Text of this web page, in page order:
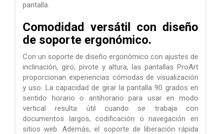
pantalla.
Comodidad versátil con diseño
de soporte ergonómico.
Con un soporte de diseño ergonómico con ajustes de
inclinación, giro, pivote y altura, las pantallas ProArt
proporcionan experiencias cómodas de visualización
y uso. La capacidad de girar la pantalla 90 grados en
sentido horario o antihorario para usar en modo
vertical resulta útil cuando se trabaja con
documentos largos, codificación o navegación en
sitios web. Además, el soporte de liberación rápida